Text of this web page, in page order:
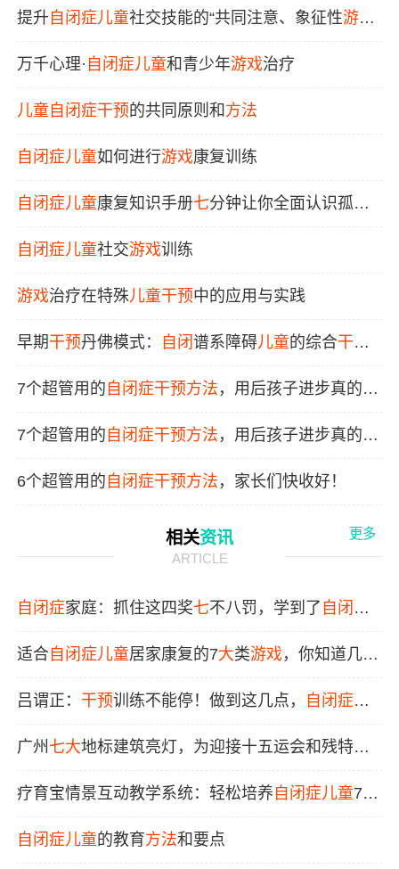
提升 自闭症儿童社交技能的“共同注意、象征性游戏
、参与和管理”模式
万千心理· 自闭症儿童和青少年游戏治疗
儿童 自闭症干预的共同原则和 方法
自闭症儿童如何进行游戏康复训练
自闭症儿童康复知识手册七分钟让你全面认识孤独
症/自闭症
自闭症儿童社交游戏训练
游戏治疗在特殊儿童干预中的应用与实践
早期干预丹佛模式： 自闭谱系障碍儿童的综合干预
策略
7个超管用的 自闭症干预方法 ，用后孩子进步真的很
快！
7个超管用的 自闭症干预方法 ，用后孩子进步真的很
快！
6个超管用的 自闭症干预方法 ，家长们快收好！
相关资讯
ARTICLE
更多
自闭症家庭：抓住这四奖七不八罚，学到了 自闭症
孩子 干预的方法
适合 自闭症儿童居家康复的7大类游戏 ，你知道几
个？
吕谓正： 干预训练不能停！做到这几点， 自闭症孩
子也能“弯道超车”！
广州 七大地标建筑亮灯，为迎接十五运会和残特奥
会“打call”
疗育宝情景互动教学系统：轻松培养 自闭症儿童7大
能力
自闭症儿童的教育方法和要点